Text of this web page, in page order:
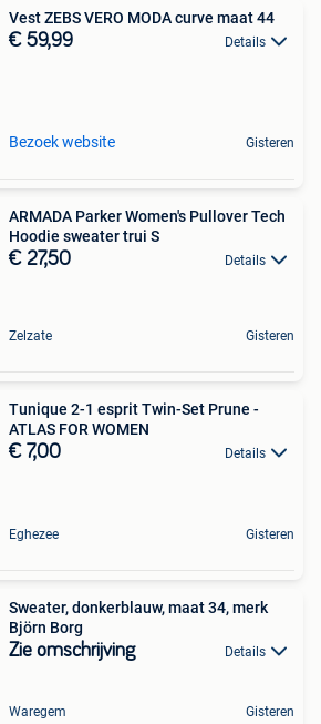
Vest ZEBS VERO MODA curve maat 44
€ 59,99 Details
Bezoek website Gisteren
ARMADA Parker Women's Pullover Tech
Hoodie sweater trui S
€ 27,50 Details
Zelzate Gisteren
Tunique 2-1 esprit Twin-Set Prune -
ATLAS FOR WOMEN
€ 7,00 Details
Eghezee Gisteren
Sweater, donkerblauw, maat 34, merk
Björn Borg
Zie omschrijving Details
Waregem Gisteren